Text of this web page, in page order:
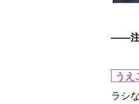
――注
うえ
ラシ